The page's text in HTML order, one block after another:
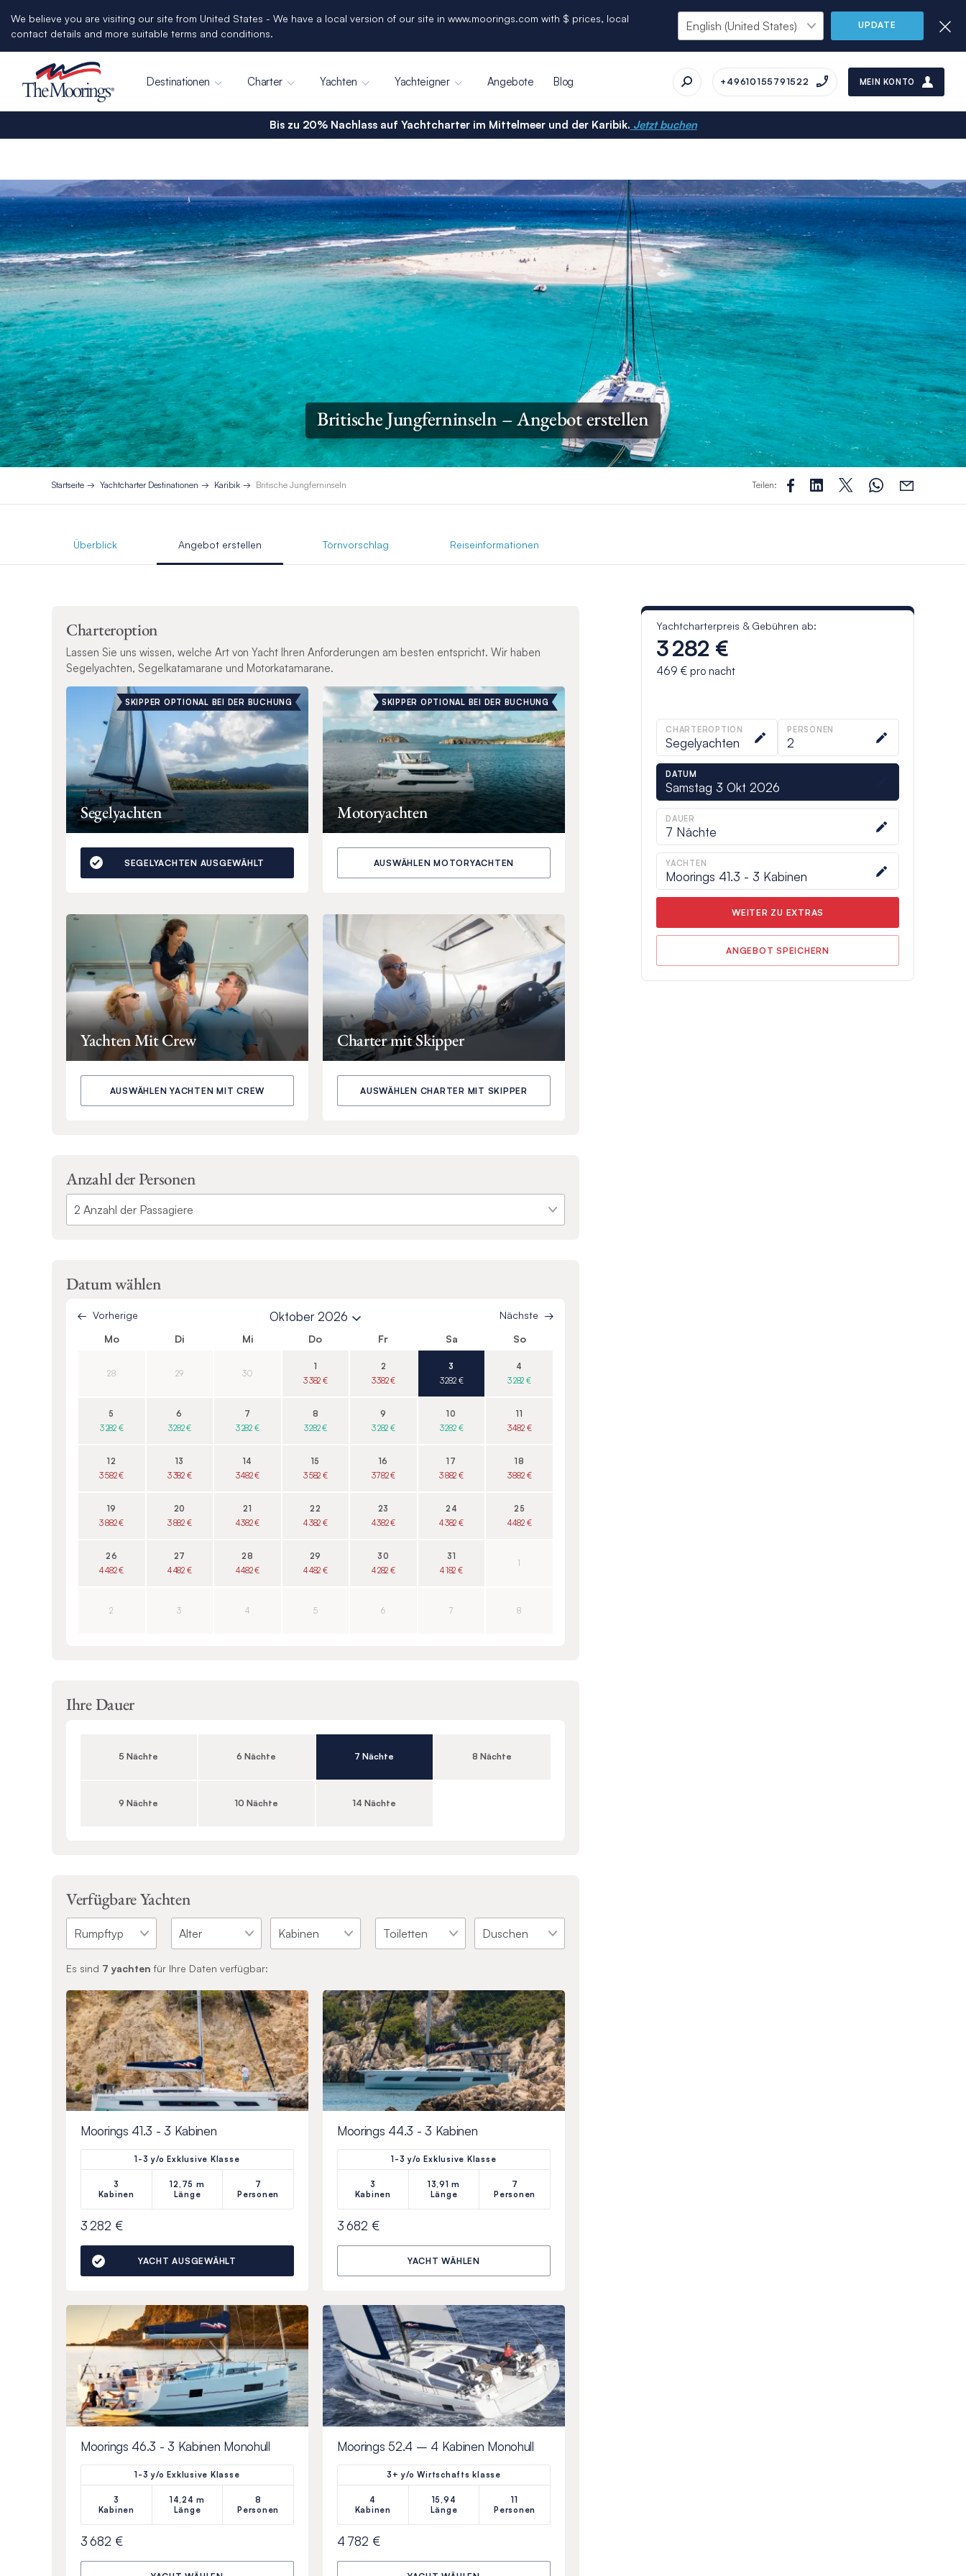
We believe you are visiting our site from United States - We have a local version of our site in www.moorings.com with $ prices, local
contact details and more suitable terms and conditions.
UPDATE
Destinationen Charter Yachten Yachteigner Angebote Blog +49610155791522 MEIN KONTO
Bis zu 20% Nachlass auf Yachtcharter im Mittelmeer und der Karibik. Jetzt buchen
Britische Jungferninseln – Angebot erstellen
Startseite Yachtcharter Destinationen Karibik Britische Jungferninseln Teilen:
Überblick Angebot erstellen Törnvorschlag Reiseinformationen
Charteroption
Lassen Sie uns wissen, welche Art von Yacht Ihren Anforderungen am besten entspricht. Wir haben
Segelyachten, Segelkatamarane und Motorkatamarane.
SKIPPER OPTIONAL BEI DER BUCHUNG
Segelyachten
SEGELYACHTEN AUSGEWÄHLT
SKIPPER OPTIONAL BEI DER BUCHUNG
Motoryachten
AUSWÄHLEN MOTORYACHTEN
Yachten Mit Crew
AUSWÄHLEN YACHTEN MIT CREW
Charter mit Skipper
AUSWÄHLEN CHARTER MIT SKIPPER
Anzahl der Personen
Datum wählen
Vorherige Oktober 2026
Nächste
Mo
Di Mi Do Fr Sa So
28 29 30
1
3 382 €
2
3 382 €
3
3 282 €
4
3 282 €
5
3 282 €
6
3 282 €
7
3 282 €
8
3 282 €
9
3 282 €
10
3 282 €
11
3 482 €
12
3 582 €
13
3 382 €
14
3 482 €
15
3 582 €
16
3 782 €
17
3 882 €
18
3 882 €
19
3 882 €
20
3 882 €
21
4 382 €
22
4 382 €
23
4 382 €
24
4 382 €
25
4 482 €
26
4 482 €
27
4 482 €
28
4 482 €
29
4 482 €
30
4 282 €
31
4 182 €
1
2 3 4 5 6 7 8
Ihre Dauer
5 Nächte 6 Nächte 7 Nächte 8 Nächte
9 Nächte 10 Nächte 14 Nächte
Verfügbare Yachten
Es sind 7 yachten für Ihre Daten verfügbar:
Moorings 41.3 - 3 Kabinen
1-3 y/o Exklusive Klasse
3
Kabinen
12,75 m
Länge
7
Personen
3 282 €
YACHT AUSGEWÄHLT
Moorings 44.3 - 3 Kabinen
1-3 y/o Exklusive Klasse
3
Kabinen
13,91 m
Länge
7
Personen
3 682 €
YACHT WÄHLEN
Moorings 46.3 - 3 Kabinen Monohull
1-3 y/o Exklusive Klasse
3
Kabinen
14,24 m
Länge
8
Personen
3 682 €
Moorings 52.4 – 4 Kabinen Monohull
3+ y/o Wirtschafts klasse
4
Kabinen
15,94
Länge
11
Personen
4 782 €
Yachtcharterpreis & Gebühren ab:
3 282 €
469 € pro nacht
CHARTEROPTION
Segelyachten
PERSONEN
2
DATUM
Samstag 3 Okt 2026
DAUER
7 Nächte
YACHTEN
Moorings 41.3 - 3 Kabinen
WEITER ZU EXTRAS
ANGEBOT SPEICHERN